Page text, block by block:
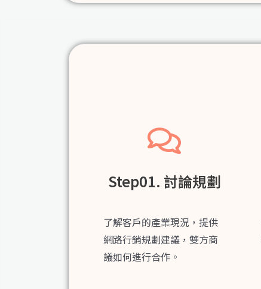
Step01. 討論規劃
了解客戶的產業現況，提供
網路行銷規劃建議，雙方商
議如何進行合作。